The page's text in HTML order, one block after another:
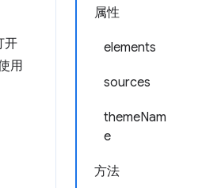
属性
elements
sources
themeNam
e
方法
开
用